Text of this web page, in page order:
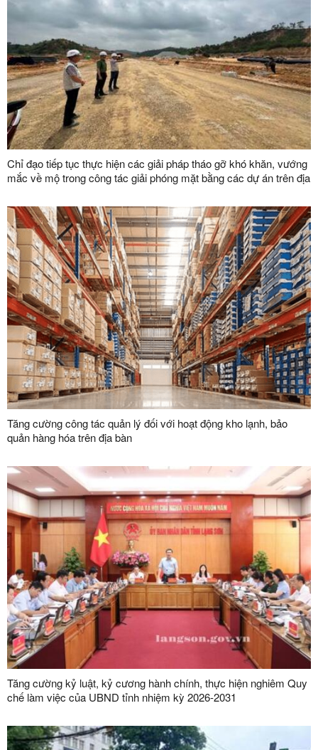
Chỉ đạo tiếp tục thực hiện các giải pháp tháo gỡ khó khăn, vướng
mắc về mộ trong công tác giải phóng mặt bằng các dự án trên địa
Tăng cường công tác quản lý đối với hoạt động kho lạnh, bảo
quản hàng hóa trên địa bàn
Tăng cường kỷ luật, kỷ cương hành chính, thực hiện nghiêm Quy
chế làm việc của UBND tỉnh nhiệm kỳ 2026-2031